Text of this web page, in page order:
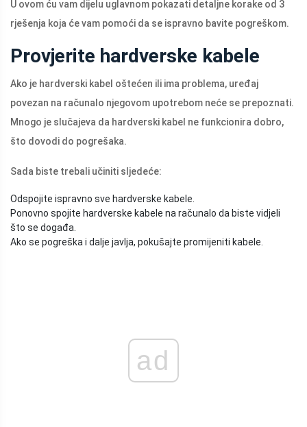
U ovom ću vam dijelu uglavnom pokazati detaljne korake od 3
rješenja koja će vam pomoći da se ispravno bavite pogreškom.
Provjerite hardverske kabele
Ako je hardverski kabel oštećen ili ima problema, uređaj
povezan na računalo njegovom upotrebom neće se prepoznati.
Mnogo je slučajeva da hardverski kabel ne funkcionira dobro,
što dovodi do pogrešaka.
Sada biste trebali učiniti sljedeće:
Odspojite ispravno sve hardverske kabele.
Ponovno spojite hardverske kabele na računalo da biste vidjeli
što se događa.
Ako se pogreška i dalje javlja, pokušajte promijeniti kabele.
ad